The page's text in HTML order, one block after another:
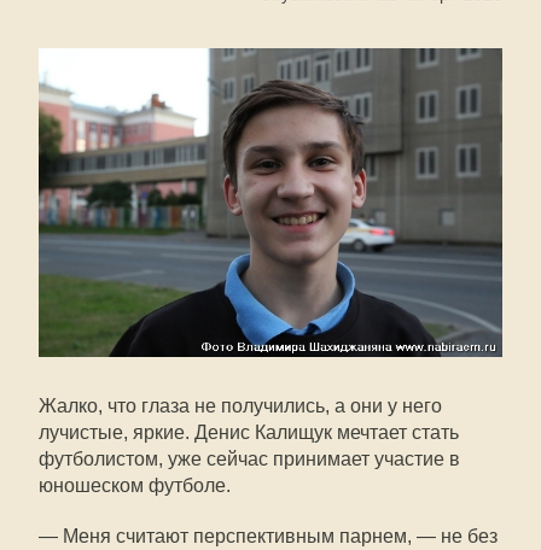
Жалко, что глаза не получились, а они у него
лучистые, яркие. Денис Калищук мечтает стать
футболистом, уже сейчас принимает участие в
юношеском футболе.
— Меня считают перспективным парнем, — не без